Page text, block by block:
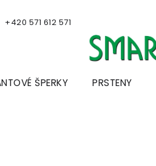
+420 571 612 571
ŠPERKY PRSTENY